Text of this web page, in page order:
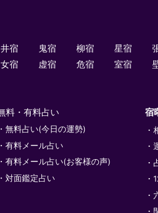
井宿 鬼宿 柳宿 星宿
女宿 虚宿 危宿 室宿
料・有料占い
無料占い(今日の運勢)
有料メール占い
有料メール占い(お客様の声)
対面鑑定占い
宿